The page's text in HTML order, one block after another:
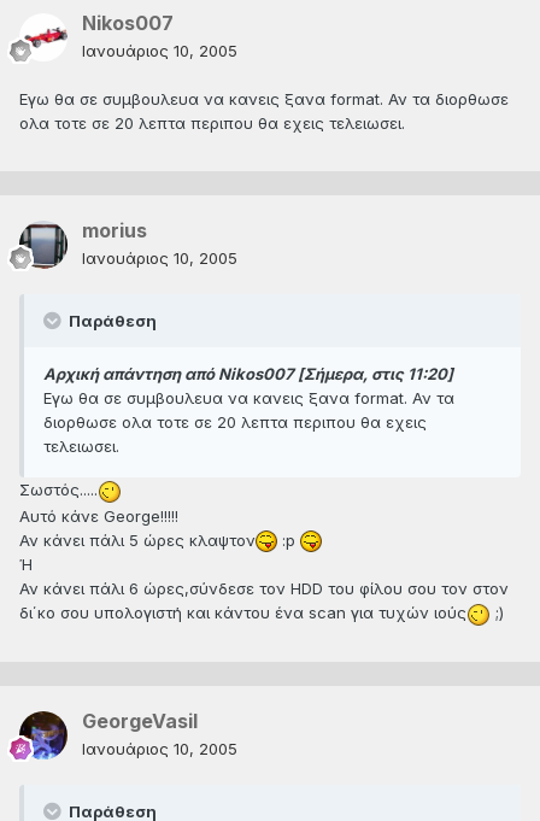
Nikos007
Ιανουάριος 10, 2005
Εγω θα σε συμβουλευα να κανεις ξανα format. Αν τα διορθωσε
ολα τοτε σε 20 λεπτα περιπου θα εχεις τελειωσει.
morius
Ιανουάριος 10, 2005
Παράθεση
Αρχική απάντηση από Nikos007 [Σήμερα, στις 11:20]
Εγω θα σε συμβουλευα να κανεις ξανα format. Αν τα
διορθωσε ολα τοτε σε 20 λεπτα περιπου θα εχεις
τελειωσει.
Σωστός.....
Αυτό κάνε George!!!!!
Αν κάνει πάλι 5 ώρες κλαψτον
:p
Ή
Αν κάνει πάλι 6 ώρες,σύνδεσε τον HDD του φίλου σου τον στον
δι΄κο σου υπολογιστή και κάντου ένα scan για τυχών ιούς
;)
GeorgeVasil
Ιανουάριος 10, 2005
Παράθεση